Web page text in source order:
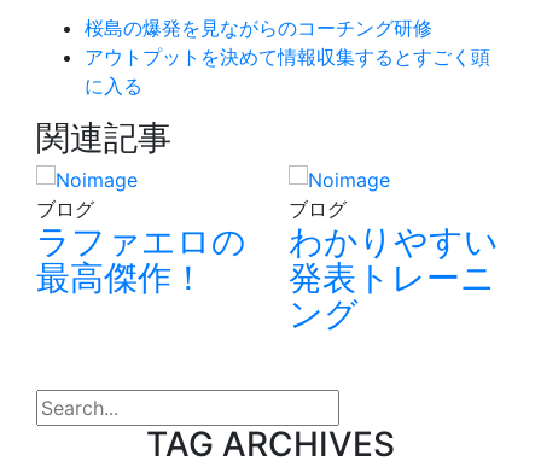
桜島の爆発を見ながらのコーチング研修
アウトプットを決めて情報収集するとすごく頭
に入る
関連記事
ブログ
ラファエロの
最高傑作！
ブログ
わかりやすい
発表トレーニ
ング
search
TAG ARCHIVES